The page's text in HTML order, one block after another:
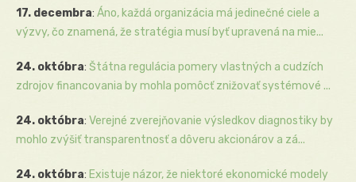
17. decembra: Áno, každá organizácia má jedinečné ciele a
výzvy, čo znamená, že stratégia musí byť upravená na mie...
24. októbra: Štátna regulácia pomery vlastných a cudzích
zdrojov financovania by mohla pomôcť znižovať systémové ...
24. októbra: Verejné zverejňovanie výsledkov diagnostiky by
mohlo zvýšiť transparentnosť a dôveru akcionárov a zá...
24. októbra: Existuje názor, že niektoré ekonomické modely